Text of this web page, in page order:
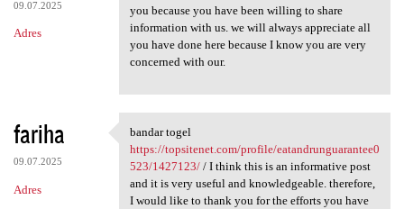
09.07.2025
Adres
you because you have been willing to share
information with us. we will always appreciate all
you have done here because I know you are very
concerned with our.
fariha
09.07.2025
Adres
bandar togel https:/
bandar togel
https://topsitenet.com/profile/eatandrunguarantee0
523/1427123// I think this is an informative post
and it is very useful and knowledgeable. therefore,
I would like to thank you for the efforts you have